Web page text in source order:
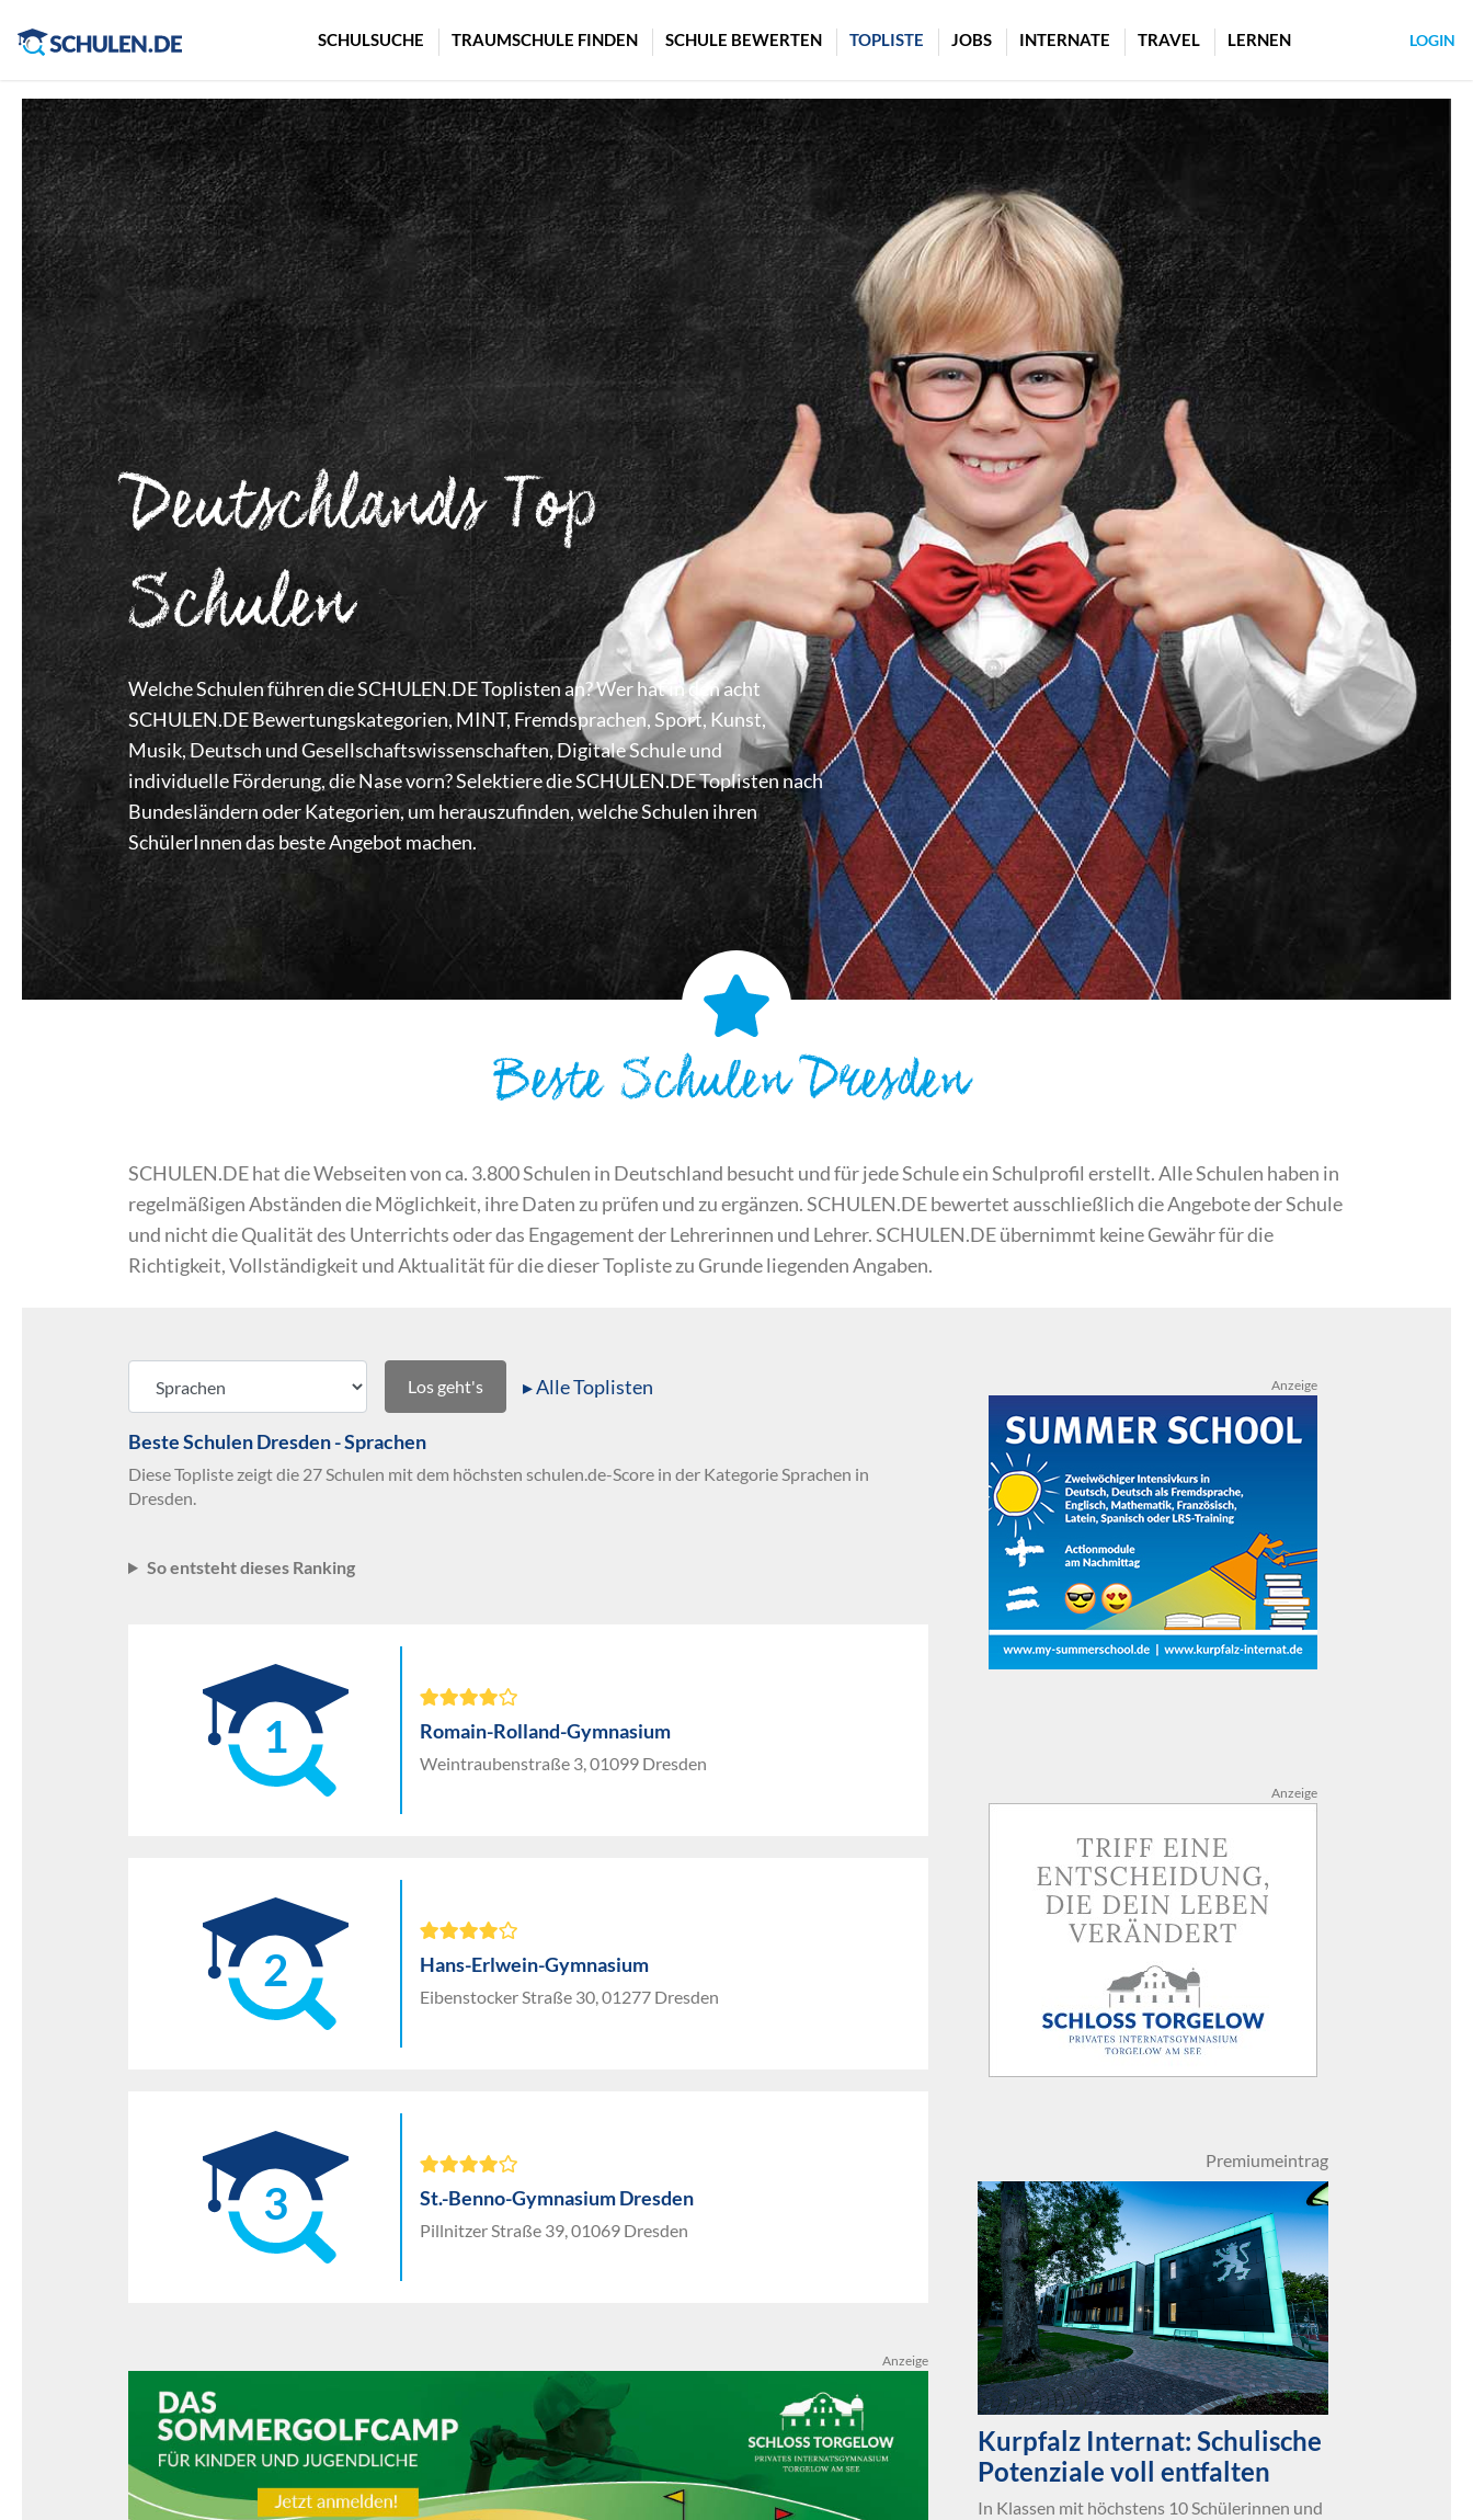
SCHULSUCHE TRAUMSCHULE FINDEN SCHULE BEWERTEN TOPLISTE JOBS INTERNATE TRAVEL LERNEN LOGIN
Deutschlands Top
Schulen
Welche Schulen führen die SCHULEN.DE Toplisten an? Wer hat in den acht
SCHULEN.DE Bewertungskategorien, MINT, Fremdsprachen, Sport, Kunst,
Musik, Deutsch und Gesellschaftswissenschaften, Digitale Schule und
individuelle Förderung, die Nase vorn? Selektiere die SCHULEN.DE Toplisten nach
Bundesländern oder Kategorien, um herauszufinden, welche Schulen ihren
SchülerInnen das beste Angebot machen.
Beste Schulen Dresden
SCHULEN.DE hat die Webseiten von ca. 3.800 Schulen in Deutschland besucht und für jede Schule ein Schulprofil erstellt. Alle Schulen haben in
regelmäßigen Abständen die Möglichkeit, ihre Daten zu prüfen und zu ergänzen. SCHULEN.DE bewertet ausschließlich die Angebote der Schule
und nicht die Qualität des Unterrichts oder das Engagement der Lehrerinnen und Lehrer. SCHULEN.DE übernimmt keine Gewähr für die
Richtigkeit, Vollständigkeit und Aktualität für die dieser Topliste zu Grunde liegenden Angaben.
Los geht's ▸ Alle Toplisten
Beste Schulen Dresden - Sprachen
Diese Topliste zeigt die 27 Schulen mit dem höchsten schulen.de-Score in der Kategorie Sprachen in
Dresden.
So entsteht dieses Ranking
1 Romain-Rolland-Gymnasium
Weintraubenstraße 3, 01099 Dresden
2 Hans-Erlwein-Gymnasium
Eibenstocker Straße 30, 01277 Dresden
3 St.-Benno-Gymnasium Dresden
Pillnitzer Straße 39, 01069 Dresden
Anzeige
Anzeige
Anzeige
Premiumeintrag
Kurpfalz Internat: Schulische
Potenziale voll entfalten
In Klassen mit höchstens 10 Schülerinnen und